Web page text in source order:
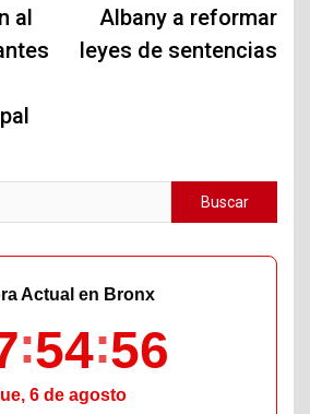
al
Albany a reformar
leyes de sentencias
Actual en Bronx
54 57
6 de agosto